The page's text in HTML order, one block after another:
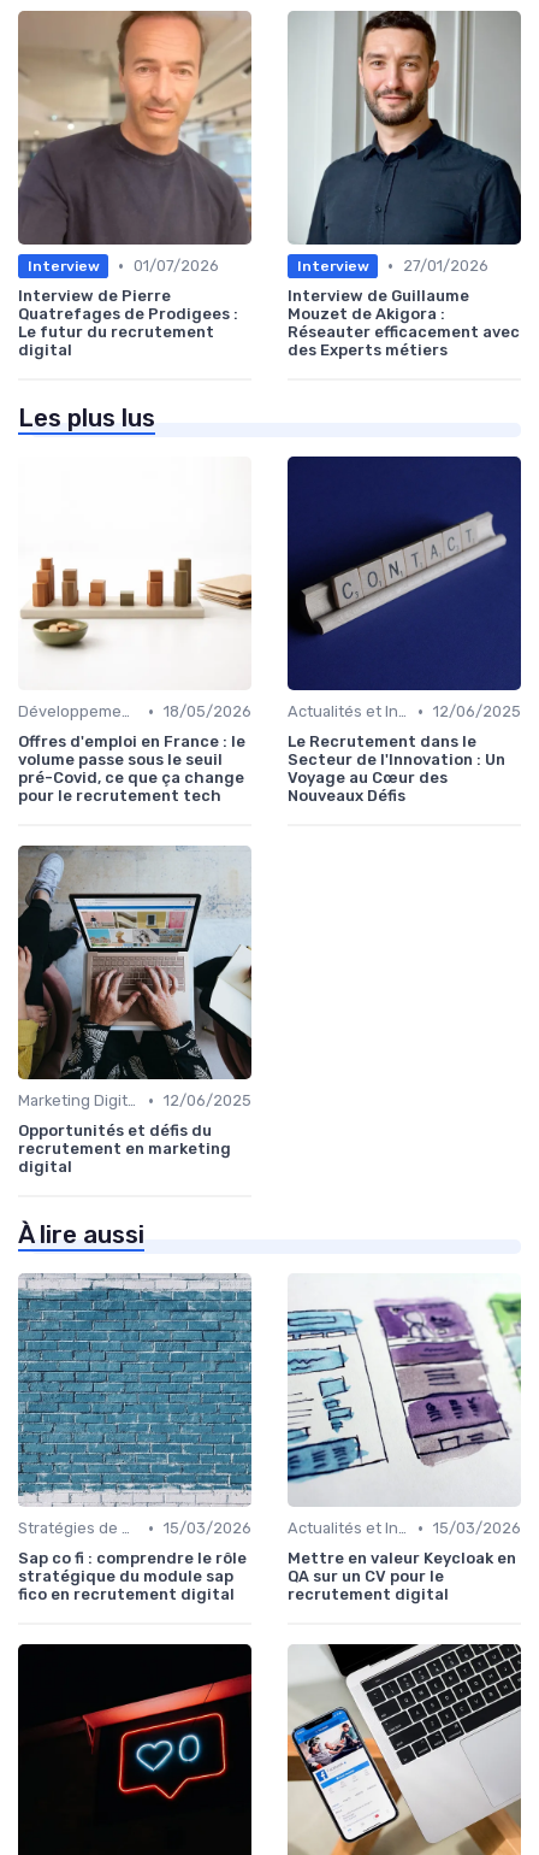
Interview • 01/07/2026
Interview de Pierre
Quatrefages de Prodigees :
Le futur du recrutement
digital
Interview •
27/01/2026
Interview de Guillaume
Mouzet de Akigora :
Réseauter efficacement avec
des Experts métiers
Les plus lus
Développement Web et Mobile • 18/05/2026
Offres d'emploi en France : le
volume passe sous le seuil
pré-Covid, ce que ça change
pour le recrutement tech
Actualités et Innovations en Recrutement • 12/06/2025
Le Recrutement dans le
Secteur de l'Innovation : Un
Voyage au Cœur des
Nouveaux Défis
Marketing Digital et SEO • 12/06/2025
Opportunités et défis du
recrutement en marketing
digital
À lire aussi
Stratégies de Recrutement Digital • 15/03/2026
Sap co fi : comprendre le rôle
stratégique du module sap
fico en recrutement digital
Actualités et Innovations en Recrutement • 15/03/2026
Mettre en valeur Keycloak en
QA sur un CV pour le
recrutement digital